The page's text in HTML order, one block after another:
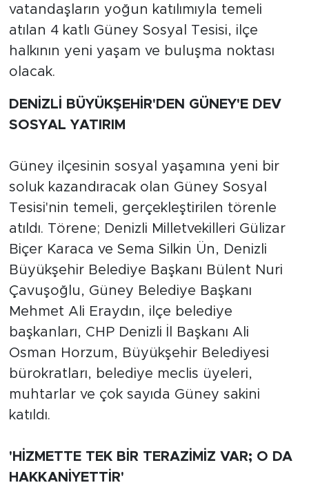
vatandaşların yoğun katılımıyla temeli
atılan 4 katlı Güney Sosyal Tesisi, ilçe
halkının yeni yaşam ve buluşma noktası
olacak.
DENİZLİ BÜYÜKŞEHİR'DEN GÜNEY'E DEV
SOSYAL YATIRIM
Güney ilçesinin sosyal yaşamına yeni bir
soluk kazandıracak olan Güney Sosyal
Tesisi'nin temeli, gerçekleştirilen törenle
atıldı. Törene; Denizli Milletvekilleri Gülizar
Biçer Karaca ve Sema Silkin Ün, Denizli
Büyükşehir Belediye Başkanı Bülent Nuri
Çavuşoğlu, Güney Belediye Başkanı
Mehmet Ali Eraydın, ilçe belediye
başkanları, CHP Denizli İl Başkanı Ali
Osman Horzum, Büyükşehir Belediyesi
bürokratları, belediye meclis üyeleri,
muhtarlar ve çok sayıda Güney sakini
katıldı.
'HİZMETTE TEK BİR TERAZİMİZ VAR; O DA
HAKKANİYETTİR'